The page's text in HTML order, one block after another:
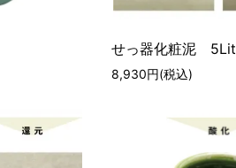
せっ器化粧泥 5Lit
8,930円(税込)